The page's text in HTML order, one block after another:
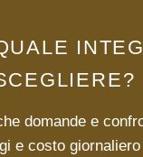
domande e
e costo